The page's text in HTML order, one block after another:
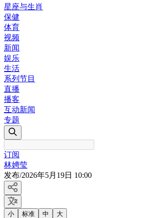
星座与生肖
保健
体育
视频
新闻
娱乐
生活
系列节目
直播
播客
互动新闻
专题
订阅
林娉莹
发布/2026年5月19日 10:00
小 标准 中 大